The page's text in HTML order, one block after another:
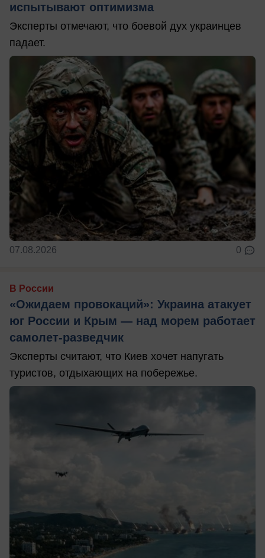
испытывают оптимизма
Эксперты отмечают, что боевой дух украинцев
падает.
07.08.2026 0
В России
«Ожидаем провокаций»: Украина атакует
юг России и Крым — над морем работает
самолет-разведчик
Эксперты считают, что Киев хочет напугать
туристов, отдыхающих на побережье.